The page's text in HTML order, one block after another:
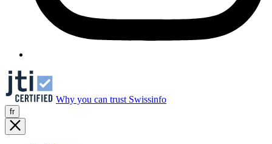
Why you can trust Swissinfo
fr